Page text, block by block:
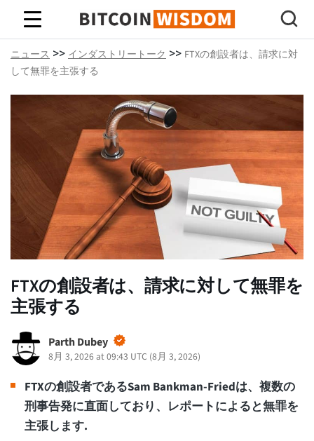
ビットコインの知恵
ニュース >> インダストリートーク >> FTXの創設者は、請求に対
して無罪を主張する
FTXの創設者は、請求に対して無罪を
主張する
Parth Dubey
8月 3, 2026 at 09:43 UTC (8月 3, 2026)
FTXの創設者であるSam Bankman-Friedは、複数の
刑事告発に直面しており、レポートによると無罪を
主張します.